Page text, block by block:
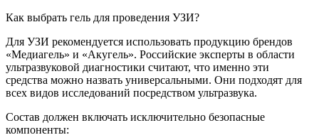
Как выбрать гель для проведения УЗИ?
Для УЗИ рекомендуется использовать продукцию брендов
«Медиагель» и «Акугель». Российские эксперты в области
ультразвуковой диагностики считают, что именно эти
средства можно назвать универсальными. Они подходят для
всех видов исследований посредством ультразвука.
Состав должен включать исключительно безопасные
компоненты: